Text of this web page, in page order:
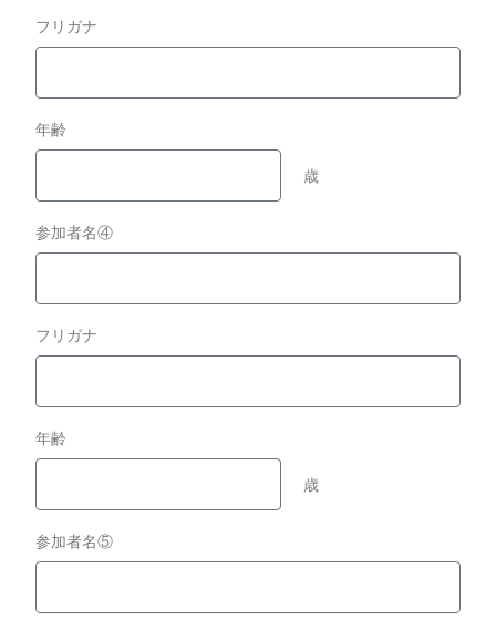
フリガナ
年齢
歳
参加者名④
フリガナ
年齢
歳
参加者名⑤